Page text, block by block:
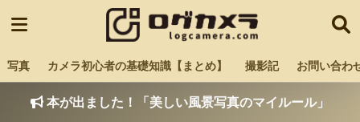
写真 カメラ初心者の基礎知識【まとめ】 撮影記 お問い合わ
本が出ました！「美しい風景写真のマイルール」